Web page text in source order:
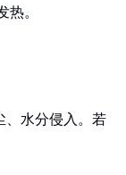
热。
、水分侵入。若